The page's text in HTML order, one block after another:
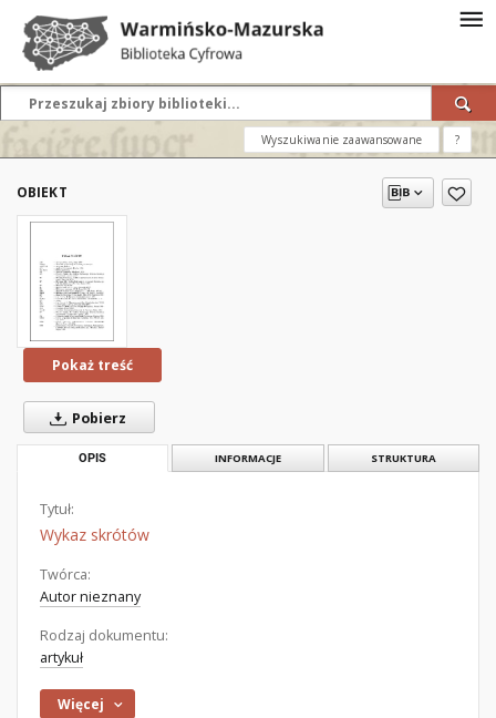
Wyszukiwanie zaawansowane ?
OBIEKT
Pokaż treść
Pobierz
OPIS INFORMACJE STRUKTURA
Tytuł:
Wykaz skrótów
Twórca:
Autor nieznany
Rodzaj dokumentu:
artykuł
Więcej